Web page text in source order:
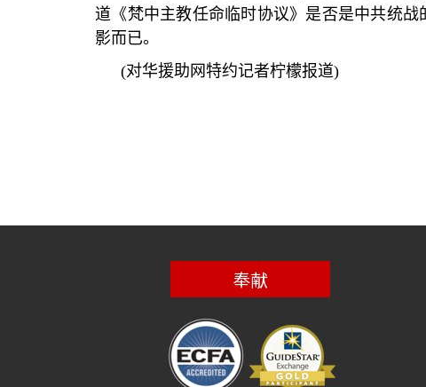
道《梵中主教任命临时协议》是否是中共统
影而已。
(对华援助网特约记者柠檬报道)
奉献